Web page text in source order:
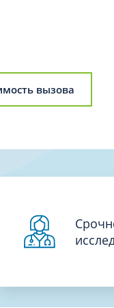
вызова